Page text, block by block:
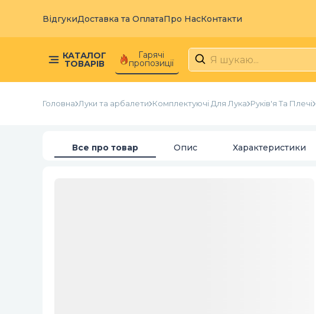
ВідгукиДоставка та ОплатаПро НасКонтакти
КАТАЛОГ
ТОВАРІВ
Гарячі
пропозиції
Головна Луки та арбалети Комплектуючі Для Лука Руків'я Та Плечі
Все про товар Опис Характеристики